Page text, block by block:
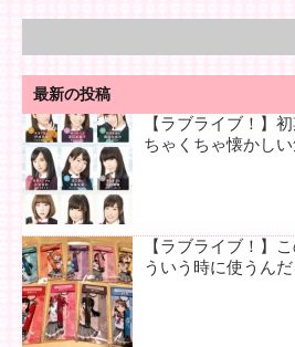
最新の投稿
【ラブライブ！】
ちゃくちゃ懐かし
【ラブライブ！】
ういう時に使うん